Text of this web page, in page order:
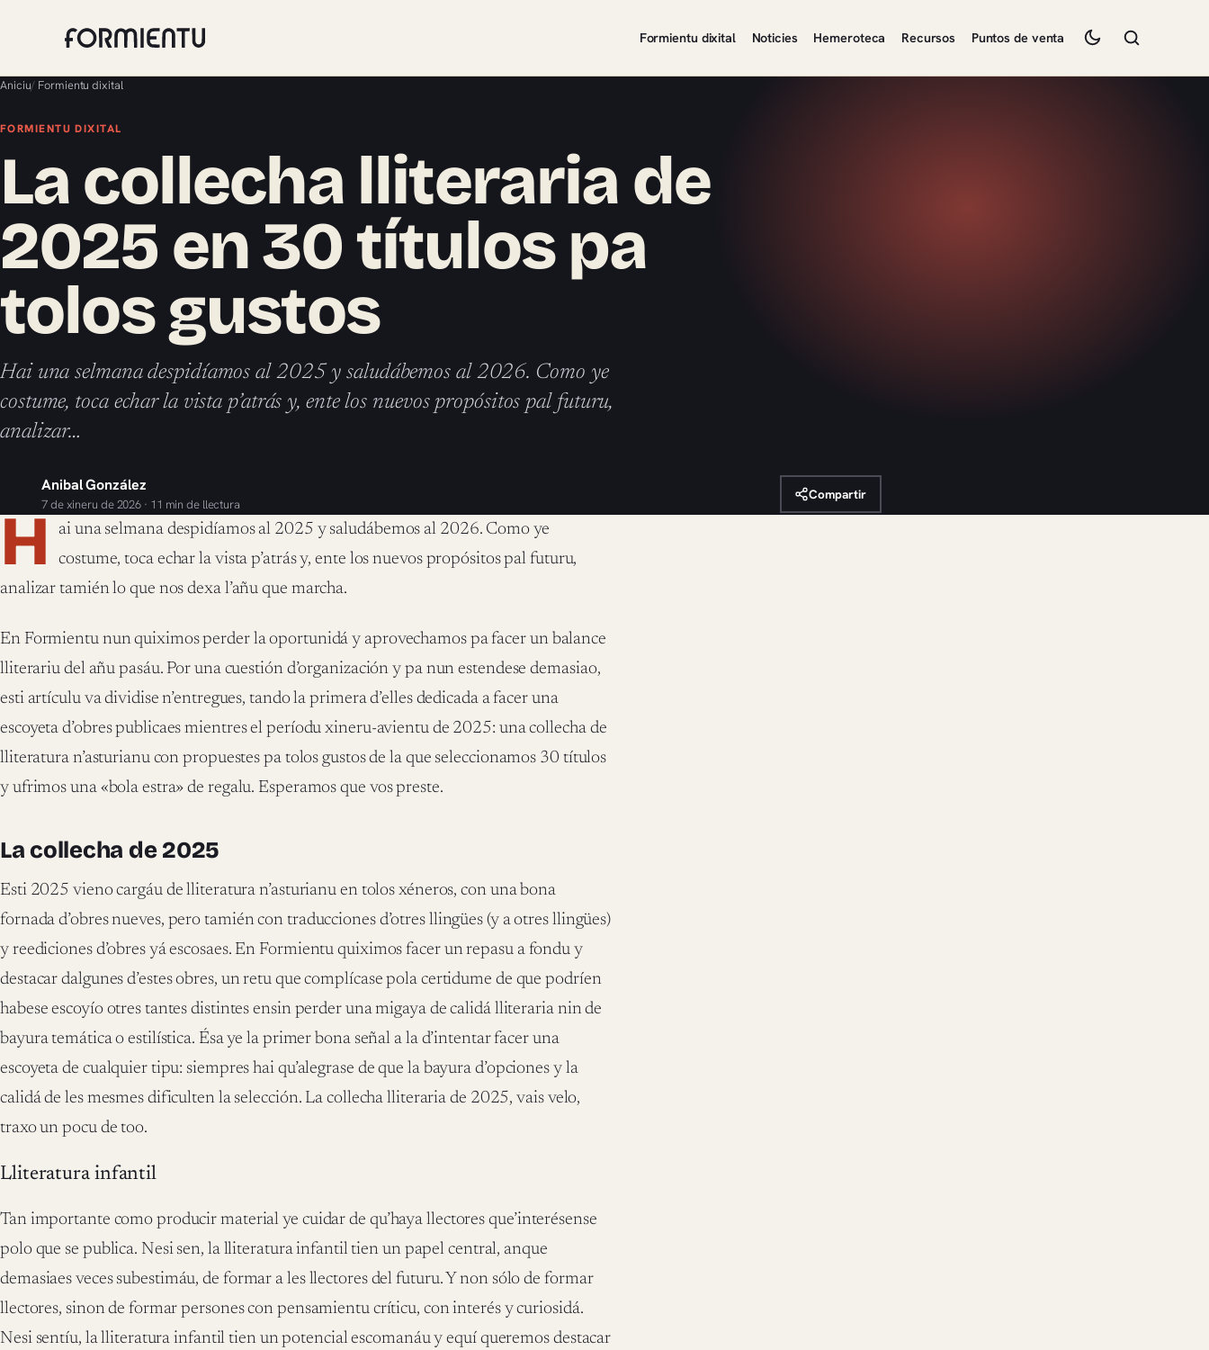
Formientu dixital Noticies Hemeroteca Recursos Puntos de venta
Aniciu/ Formientu dixital
FORMIENTU DIXITAL
La collecha lliteraria de
2025 en 30 títulos pa
tolos gustos
Hai una selmana despidíamos al 2025 y saludábemos al 2026. Como ye
costume, toca echar la vista p’atrás y, ente los nuevos propósitos pal futuru,
analizar…
Anibal González
7 de xineru de 2026 · 11 min de llectura
Compartir
H ai una selmana despidíamos al 2025 y saludábemos al 2026. Como ye
costume, toca echar la vista p’atrás y, ente los nuevos propósitos pal futuru,
analizar tamién lo que nos dexa l’añu que marcha.
En Formientu nun quiximos perder la oportunidá y aprovechamos pa facer un balance
lliterariu del añu pasáu. Por una cuestión d’organización y pa nun estendese demasiao,
esti artículu va dividise n’entregues, tando la primera d’elles dedicada a facer una
escoyeta d’obres publicaes mientres el períodu xineru-avientu de 2025: una collecha de
lliteratura n’asturianu con propuestes pa tolos gustos de la que seleccionamos 30 títulos
y ufrimos una «bola estra» de regalu. Esperamos que vos preste.
La collecha de 2025
Esti 2025 vieno cargáu de lliteratura n’asturianu en tolos xéneros, con una bona
fornada d’obres nueves, pero tamién con traducciones d’otres llingües (y a otres llingües)
y reediciones d’obres yá escosaes. En Formientu quiximos facer un repasu a fondu y
destacar dalgunes d’estes obres, un retu que complícase pola certidume de que podríen
habese escoyío otres tantes distintes ensin perder una migaya de calidá lliteraria nin de
bayura temática o estilística. Ésa ye la primer bona señal a la d’intentar facer una
escoyeta de cualquier tipu: siempres hai qu’alegrase de que la bayura d’opciones y la
calidá de les mesmes dificulten la selección. La collecha lliteraria de 2025, vais velo,
traxo un pocu de too.
Lliteratura infantil
Tan importante como producir material ye cuidar de qu’haya llectores que’interésense
polo que se publica. Nesi sen, la lliteratura infantil tien un papel central, anque
demasiaes veces subestimáu, de formar a les llectores del futuru. Y non sólo de formar
llectores, sinon de formar persones con pensamientu críticu, con interés y curiosidá.
Nesi sentíu, la lliteratura infantil tien un potencial escomanáu y equí queremos destacar